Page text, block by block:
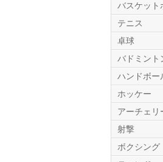
バスケット
テニス
卓球
バドミント
ハンドボー
ホッケー
アーチェリ
射撃
ボクシング
Twitter.com